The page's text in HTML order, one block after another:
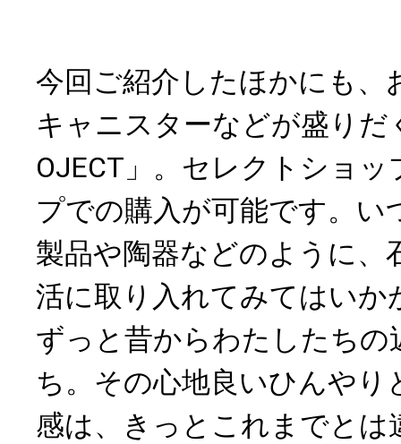
今回ご紹介したほかにも、
キャニスターなどが盛りだ
OJECT」。セレクトショ
プでの購入が可能です。い
製品や陶器などのように、
活に取り入れてみてはいか
ずっと昔からわたしたちの
ち。その心地良いひんやり
感は、きっとこれまでとは